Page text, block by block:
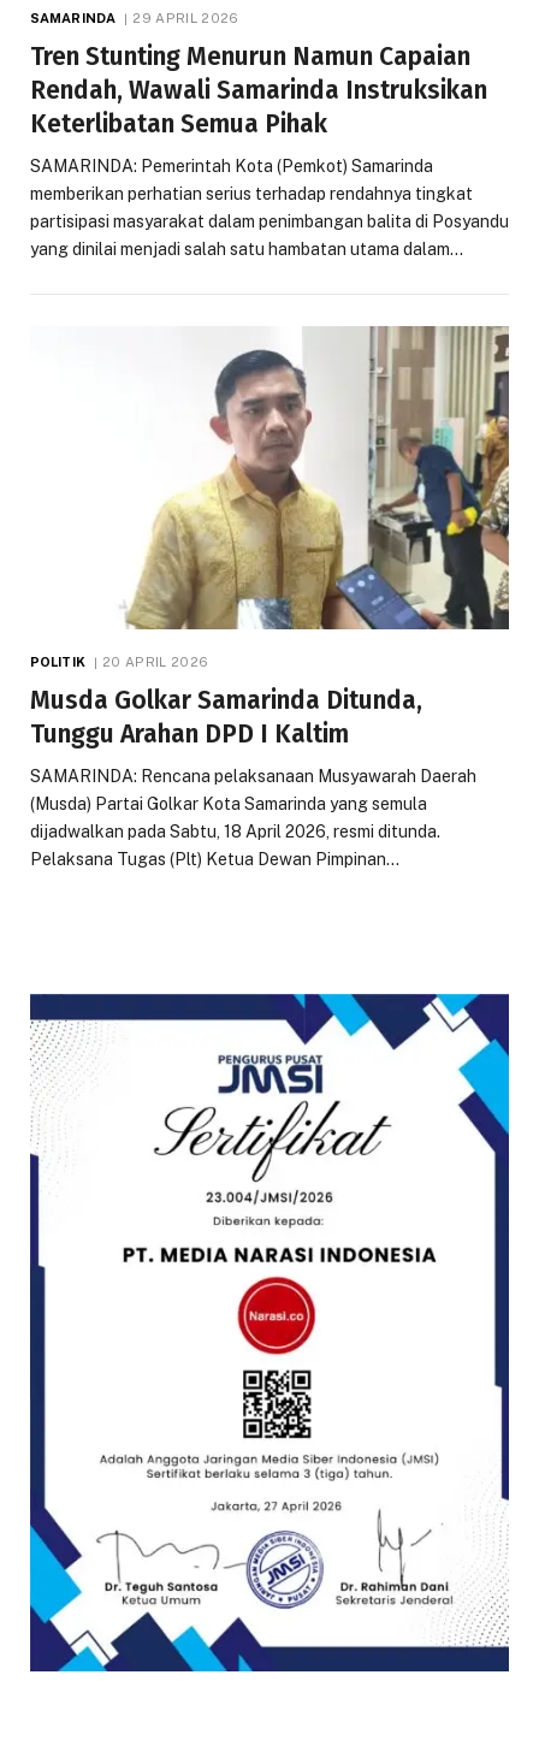
SAMARINDA 29 APRIL 2026
Tren Stunting Menurun Namun Capaian
Rendah, Wawali Samarinda Instruksikan
Keterlibatan Semua Pihak
SAMARINDA: Pemerintah Kota (Pemkot) Samarinda
memberikan perhatian serius terhadap rendahnya tingkat
partisipasi masyarakat dalam penimbangan balita di Posyandu
yang dinilai menjadi salah satu hambatan utama dalam…
POLITIK 20 APRIL 2026
Musda Golkar Samarinda Ditunda,
Tunggu Arahan DPD I Kaltim
SAMARINDA: Rencana pelaksanaan Musyawarah Daerah
(Musda) Partai Golkar Kota Samarinda yang semula
dijadwalkan pada Sabtu, 18 April 2026, resmi ditunda.
Pelaksana Tugas (Plt) Ketua Dewan Pimpinan…